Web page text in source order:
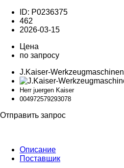
ID: P0236375
462
2026-03-15
Цена
по запросу
J.Kaiser-Werkzeugmaschinen
Herr juergen Kaiser
004972579293078
Отправить запрос
Описание
Поставщик